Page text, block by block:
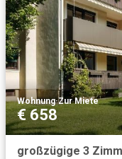
Wohnung·Zur Miete
€ 658